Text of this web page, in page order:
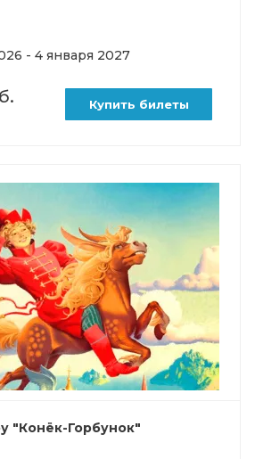
- 4 января 2027
Купить билеты
"Конёк-Горбунок"